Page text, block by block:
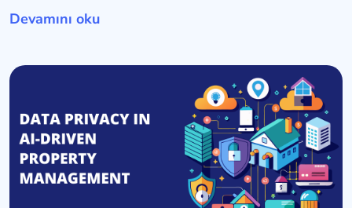
memnuniyetini nasıl artırdığını keşfedin.
Devamını oku